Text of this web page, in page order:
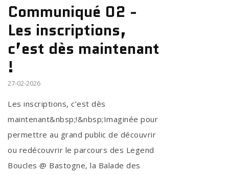
Communiqué 02 -
Les inscriptions,
c’est dès maintenant
!
27-02-2026
Les inscriptions, c’est dès
maintenant&nbsp;!&nbsp;Imaginée pour
permettre au grand public de découvrir
ou redécouvrir le parcours des Legend
Boucles @ Bastogne, la Balade des